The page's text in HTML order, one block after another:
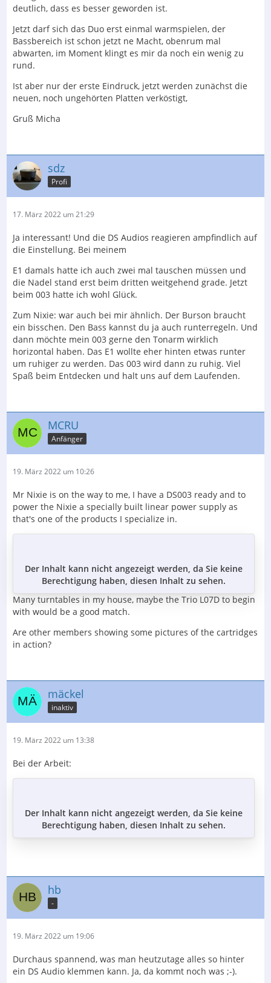
deutlich, dass es besser geworden ist.
Jetzt darf sich das Duo erst einmal warmspielen, der
Bassbereich ist schon jetzt ne Macht, obenrum mal
abwarten, im Moment klingt es mir da noch ein wenig zu
rund.
Ist aber nur der erste Eindruck, jetzt werden zunächst die
neuen, noch ungehörten Platten verköstigt,
Gruß Micha
sdz
Profi
17. März 2022 um 21:29
Ja interessant! Und die DS Audios reagieren ampfindlich auf
die Einstellung. Bei meinem
E1 damals hatte ich auch zwei mal tauschen müssen und
die Nadel stand erst beim dritten weitgehend grade. Jetzt
beim 003 hatte ich wohl Glück.
Zum Nixie: war auch bei mir ähnlich. Der Burson braucht
ein bisschen. Den Bass kannst du ja auch runterregeln. Und
dann möchte mein 003 gerne den Tonarm wirklich
horizontal haben. Das E1 wollte eher hinten etwas runter
um ruhiger zu werden. Das 003 wird dann zu ruhig. Viel
Spaß beim Entdecken und halt uns auf dem Laufenden.
MCRU
Anfänger
19. März 2022 um 10:26
Mr Nixie is on the way to me, I have a DS003 ready and to
power the Nixie a specially built linear power supply as
that's one of the products I specialize in.
Der Inhalt kann nicht angezeigt werden, da Sie keine
Berechtigung haben, diesen Inhalt zu sehen.
Many turntables in my house, maybe the Trio L07D to begin
with would be a good match.
Are other members showing some pictures of the cartridges
in action?
mäckel
inaktiv
19. März 2022 um 13:38
Bei der Arbeit:
Der Inhalt kann nicht angezeigt werden, da Sie keine
Berechtigung haben, diesen Inhalt zu sehen.
hb
-
19. März 2022 um 19:06
Durchaus spannend, was man heutzutage alles so hinter
ein DS Audio klemmen kann. Ja, da kommt noch was ;-).